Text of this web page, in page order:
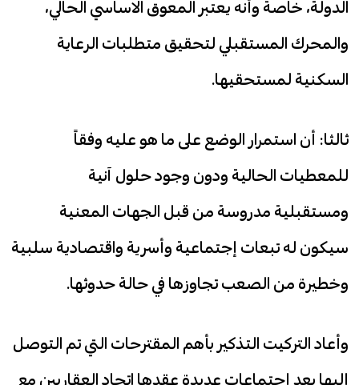
الدولة، خاصة وأنه يعتبر المعوق الاساسي الحالي،
والمحرك المستقبلي لتحقيق متطلبات الرعاية
السكنية لمستحقيها.
ثالثا: أن استمرار الوضع على ما هو عليه وفقاً
للمعطيات الحالية ودون وجود حلول آنية
ومستقبلية مدروسة من قبل الجهات المعنية
سيكون له تبعات إجتماعية وأسرية واقتصادية سلبية
وخطيرة من الصعب تجاوزها في حالة حدوثها.
وأعاد التركيت التذكير بأهم المقترحات التي تم التوصل
إليها بعد إجتماعات عديدة عقدها اتحاد العقاريين مع